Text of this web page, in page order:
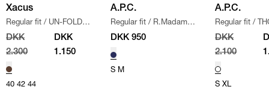
Xacus
Regular fit / UN-FOLD
SKJORTE
BRUN
DKK
2.300
DKK
1.150
40 42 44
A.P.C.
Regular fit / R.Madamme
T-shirt / LYS BLÅ
DKK 950
S M
A.P.C.
Regular fit /
STRIK
OFF
DKK
2.100
S XL